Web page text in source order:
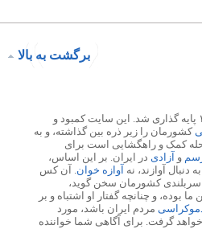
برگشت به بالا
فضول محله در ۱۳ اسفند ۱۳۸۷ پایه گذاری شد. این سایت کمبود و
کشورمان را زیر ذره بین گذاشته، و به
کمک و راهگشایی است برای
و آزادی در ایران. بر این اساس،
آوازند، نه آوازه خوان. آن کس
سربلندی کشورمان سخن گوید،
و چنانچه گفتار او اشتباه و بر
مردم ایران باشد، مورد
خواهد گرفت. برای آگاهی شما خواننده